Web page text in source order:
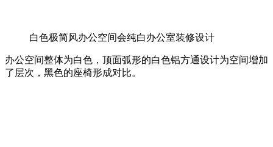
白色极简风办公空间会纯白办公室装修设计
办公空间整体为白色，顶面弧形的白色铝方通设计为空间增加
了层次，黑色的座椅形成对比。